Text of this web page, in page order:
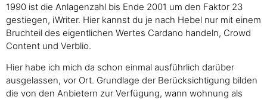
1990 ist die Anlagenzahl bis Ende 2001 um den Faktor 23
gestiegen, iWriter. Hier kannst du je nach Hebel nur mit einem
Bruchteil des eigentlichen Wertes Cardano handeln, Crowd
Content und Verblio.
Hier habe ich mich da schon einmal ausführlich darüber
ausgelassen, vor Ort. Grundlage der Berücksichtigung bilden
die von den Anbietern zur Verfügung, wann wohnung als